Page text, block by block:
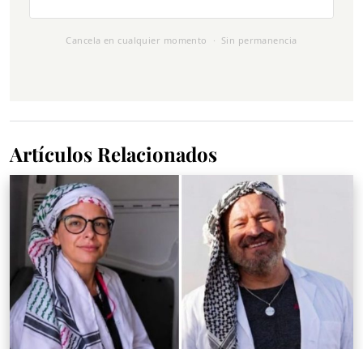
Cancela en cualquier momento · Sin permanencia
Artículos Relacionados